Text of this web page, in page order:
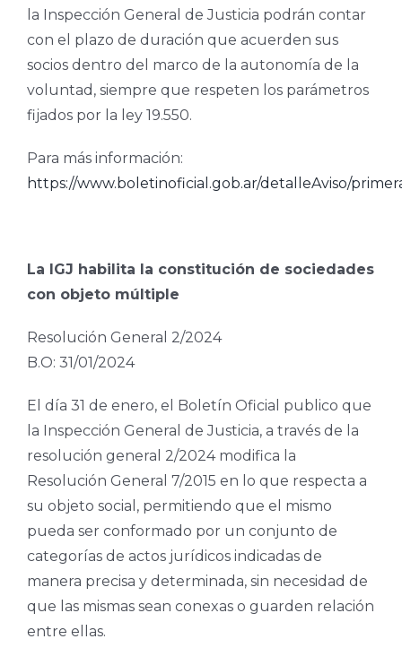
la Inspección General de Justicia podrán contar
con el plazo de duración que acuerden sus
socios dentro del marco de la autonomía de la
voluntad, siempre que respeten los parámetros
fijados por la ley 19.550.
Para más información:
https://www.boletinoficial.gob.ar/detalleAviso/
La IGJ habilita la constitución de sociedades
con objeto múltiple
Resolución General 2/2024
B.O: 31/01/2024
El día 31 de enero, el Boletín Oficial publico que
la Inspección General de Justicia, a través de la
resolución general 2/2024 modifica la
Resolución General 7/2015 en lo que respecta a
su objeto social, permitiendo que el mismo
pueda ser conformado por un conjunto de
categorías de actos jurídicos indicadas de
manera precisa y determinada, sin necesidad de
que las mismas sean conexas o guarden relación
entre ellas.